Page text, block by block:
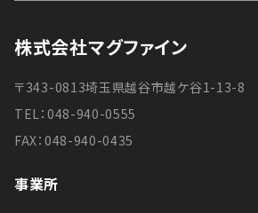
株式会社マグファイン
〒343-0813埼玉県越谷市越ケ谷1-13-8
TEL：048-940-0555
FAX：048-940-0435
事業所